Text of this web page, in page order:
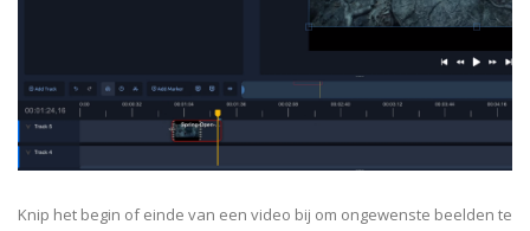
Knip het begin of einde van een video bij om ongewenste beelden te